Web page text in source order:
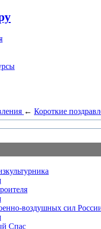
← Короткие
воздушных сил
Спас